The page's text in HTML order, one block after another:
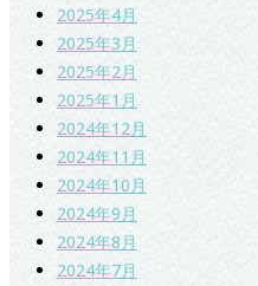
2025年4月
2025年3月
2025年2月
2025年1月
2024年12月
2024年11月
2024年10月
2024年9月
2024年8月
2024年7月